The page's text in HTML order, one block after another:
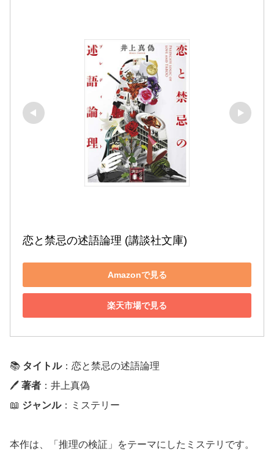
恋と禁忌の述語論理 (講談社文庫)
Amazonで見る
楽天市場で見る
📚 タイトル：恋と禁忌の述語論理
🖊 著者 ：井上真偽
📖 ジャンル：ミステリー
本作は、「推理の検証」をテーマにしたミステリです。